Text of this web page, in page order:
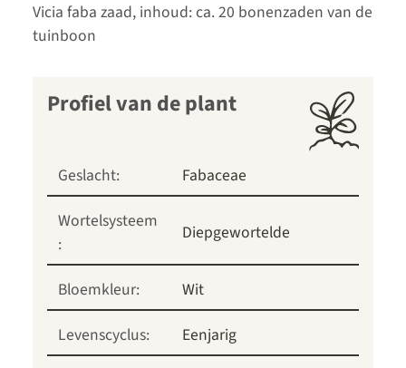
Vicia faba zaad, inhoud: ca. 20 bonenzaden van de
tuinboon
Profiel van de plant
Geslacht:
Fabaceae
Wortelsysteem
:
Diepgewortelde
Bloemkleur:
Wit
Levenscyclus:
Eenjarig